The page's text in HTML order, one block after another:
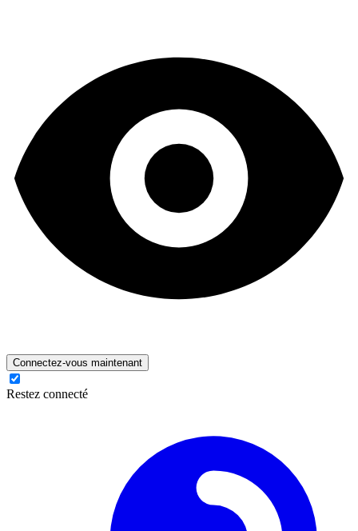
Connectez-vous maintenant
Restez connecté